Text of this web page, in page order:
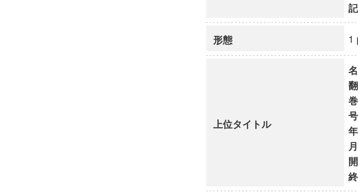
形態 1
上位タイトル
巻
号
年
月